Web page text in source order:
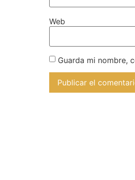
Web
Guarda mi nombre,